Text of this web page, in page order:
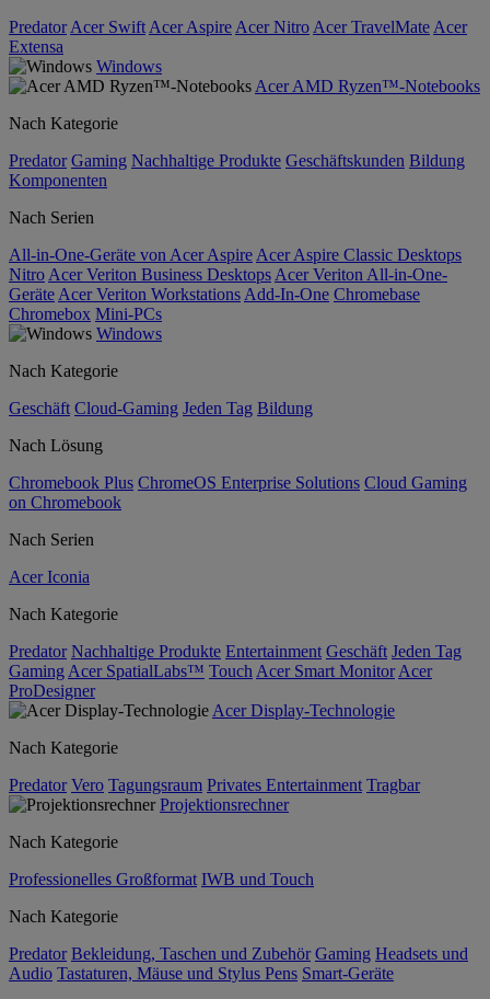
Predator Acer Swift Acer Aspire Acer Nitro Acer TravelMate Acer
Extensa
Windows
Acer AMD Ryzen™-Notebooks
Nach Kategorie
Predator Gaming Nachhaltige Produkte Geschäftskunden Bildung
Komponenten
Nach Serien
All-in-One-Geräte von Acer Aspire Acer Aspire Classic Desktops
Nitro Acer Veriton Business Desktops Acer Veriton All-in-One-
Geräte Acer Veriton Workstations Add-In-One Chromebase
Chromebox Mini-PCs
Windows
Nach Kategorie
Geschäft Cloud-Gaming Jeden Tag Bildung
Nach Lösung
Chromebook Plus ChromeOS Enterprise Solutions Cloud Gaming
on Chromebook
Nach Serien
Acer Iconia
Nach Kategorie
Predator Nachhaltige Produkte Entertainment Geschäft Jeden Tag
Gaming Acer SpatialLabs™ Touch Acer Smart Monitor Acer
ProDesigner
Acer Display-Technologie
Nach Kategorie
Predator Vero Tagungsraum Privates Entertainment Tragbar
Projektionsrechner
Nach Kategorie
Professionelles Großformat IWB und Touch
Nach Kategorie
Predator Bekleidung, Taschen und Zubehör Gaming Headsets und
Audio Tastaturen, Mäuse und Stylus Pens Smart-Geräte